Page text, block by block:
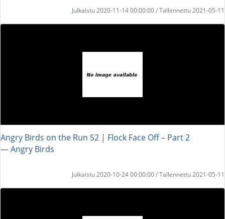
Julkaistu 2020-11-14 00:00:00 / Tallennettu 2021-05-11
Angry Birds on the Run S2 | Flock Face Off – Part 2
― Angry Birds
Julkaistu 2020-10-24 00:00:00 / Tallennettu 2021-05-11